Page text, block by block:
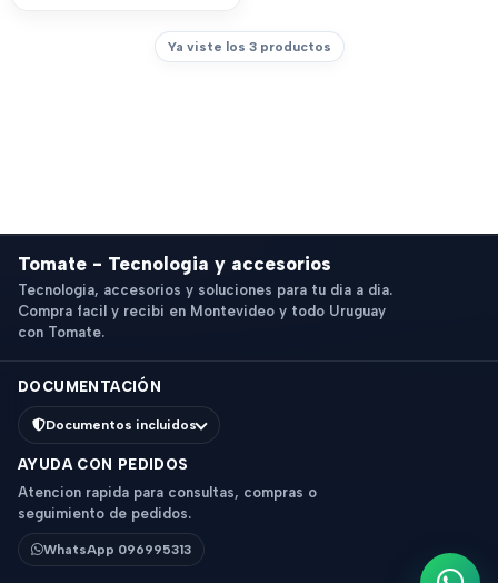
Ya viste los 3 productos
Tomate - Tecnologia y accesorios
Tecnologia, accesorios y soluciones para tu dia a dia.
Compra facil y recibi en Montevideo y todo Uruguay
con Tomate.
DOCUMENTACIÓN
Documentos incluidos
AYUDA CON PEDIDOS
Atencion rapida para consultas, compras o
seguimiento de pedidos.
WhatsApp 096995313